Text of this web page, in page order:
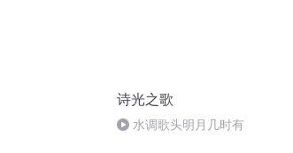
诗光之歌
水调歌头明月几时有